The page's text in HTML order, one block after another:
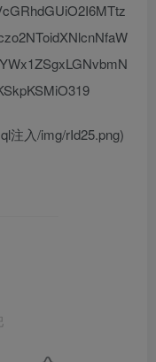
注入/img/rId25.png)